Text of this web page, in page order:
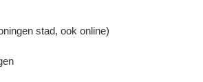
stad, ook online)